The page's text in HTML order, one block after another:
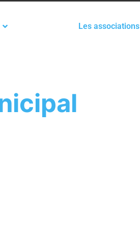
Les associations